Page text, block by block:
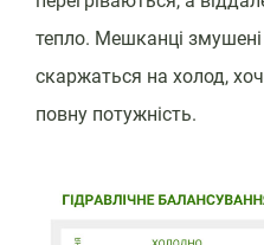
тепло. Мешканці
скаржаться на холод,
повну потужність.